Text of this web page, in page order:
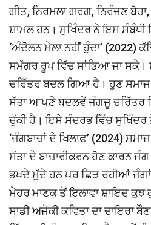
ਗੀਤ, ਨਿਰਮਲਾ ਗਰਗ, ਨਿਰੰਜਣ
ਸ਼ਾਮਲ ਹਨ। ਸੁਖਿੰਦਰ ਨੇ ਇਸ ਸੰਬੰਧੀ
‘ਅੰਦੋਲਨ ਮੇਲਾ ਨਹੀਂ ਹੁੰਦਾ’ (2022)
ਸਮੱਗਰ ਰੂਪ ਵਿੱਚ ਸਾਂਭਿਆ ਜਾ ਸਕੇ।
ਚਰਿੱਤਰ ਬਦਲ ਗਿਆ ਹੈ। ਹੁਣ ਸਮਾਜ
ਸੱਤਾ ਆਪਣੇ ਬਦਲਵੇਂ ਜੰਗਜੂ ਚਰਿੱਤਰ
ਚੁੱਕੀ ਹੈ। ਇਸੇ ਸੰਦਰਭ ਵਿੱਚ ਸੁਖਿੰਦਰ
‘ਜੰਗਬਾਜ਼ਾਂ ਦੇ ਖਿਲਾਫ’ (2024)
ਸੱਤਾ ਦੇ ਬਾਜ਼ਾਰੀਕਰਨ ਹੋਣ ਕਾਰਨ
ਭਖਦੇ ਮੁੱਦੇ ਹਨ ਪਰ ਛਿੜ ਰਹੀਆਂ
ਮੇਹਰ ਮਾਣਕ ਤੋਂ ਇਲਾਵਾ ਸ਼ਾਇਦ ਕੁਝ
ਸਾਡੀ ਅਜੋਕੀ ਕਵਿਤਾ ਦਾ ਦਾਇਰਾ